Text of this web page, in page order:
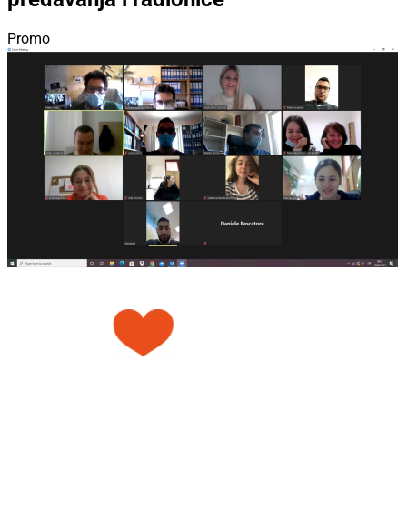
Promo